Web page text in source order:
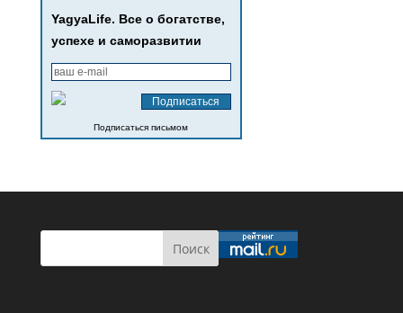
YagyaLife. Все о богатстве,
успехе и саморазвитии
Подписаться письмом